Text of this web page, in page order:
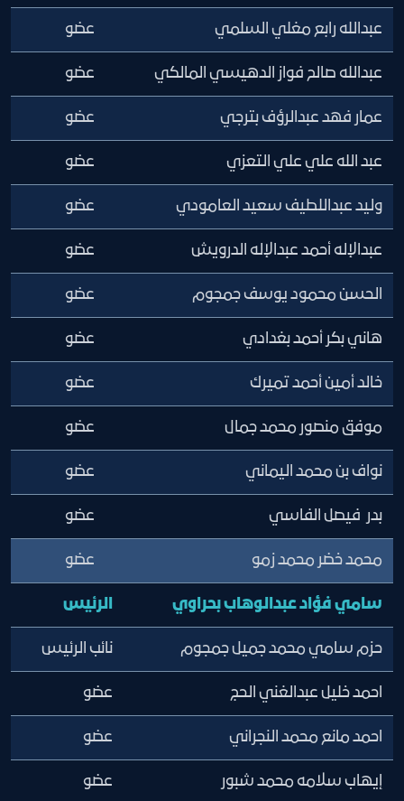
عبدالله رابع مغلي السلمي عضو
عبدالله صالح فواز الدهيسي المالكي عضو
عمار فهد عبدالرؤف بترجي عضو
عبد الله علي علي التعزي عضو
وليد عبداللطيف سعيد العامودي عضو
عبدالإله أحمد عبدالإله الدرويش عضو
الحسن محمود يوسف جمجوم عضو
هاني بكر أحمد بغدادي عضو
خالد أمين أحمد تميرك عضو
موفق منصور محمد جمال عضو
نواف بن محمد اليماني عضو
بدر فيصل الفاسي عضو
محمد خضر محمد زمو عضو
سامي فؤاد عبدالوهاب بحراوي الرئيس
حزم سامي محمد جميل جمجوم نائب الرئيس
احمد خليل عبدالغني الحج عضو
احمد مانع محمد النجراني عضو
إيهاب سلامه محمد شبور عضو